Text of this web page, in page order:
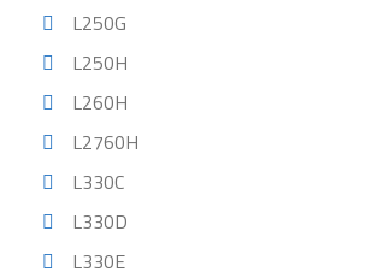
L250G
L250H
L260H
L2760H
L330C
L330D
L330E